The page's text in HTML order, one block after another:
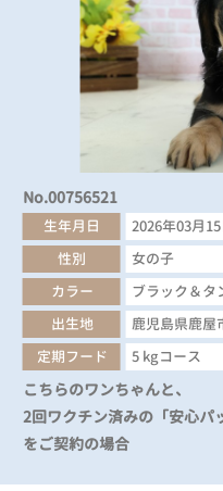
No.00756521
生年月日
2026年03月15
性別
女の子
カラー
ブラック＆タ
出生地
鹿児島県鹿屋
定期フード
5 kgコース
こちらのワンちゃんと、
2回ワクチン済みの「安心パ
をご契約の場合